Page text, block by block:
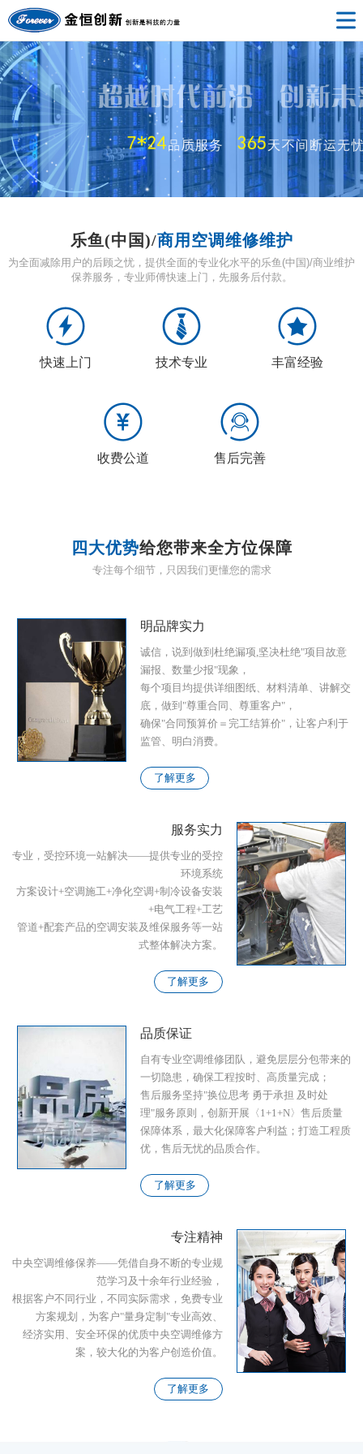
乐鱼(中国)/商用空调维修维护
为全面减除用户的后顾之忧，提供全面的专业化水平的乐鱼(中国)/商业维护
保养服务，专业师傅快速上门，先服务后付款。
快速上门 技术专业 丰富经验
收费公道 售后完善
四大优势给您带来全方位保障
专注每个细节，只因我们更懂您的需求
明品牌实力
诚信，说到做到杜绝漏项,坚决杜绝"项目故意
漏报、数量少报"现象，
每个项目均提供详细图纸、材料清单、讲解交
底，做到"尊重合同、尊重客户"，
确保"合同预算价＝完工结算价"，让客户利于
监管、明白消费。
了解更多
服务实力
专业，受控环境一站解决——提供专业的受控
环境系统
方案设计+空调施工+净化空调+制冷设备安装
+电气工程+工艺
管道+配套产品的空调安装及维保服务等一站
式整体解决方案。
了解更多
品质保证
自有专业空调维修团队，避免层层分包带来的
一切隐患，确保工程按时、高质量完成；
售后服务坚持"换位思考 勇于承担 及时处
理"服务原则，创新开展〈1+1+N〉售后质量
保障体系，最大化保障客户利益；打造工程质
优，售后无忧的品质合作。
了解更多
专注精神
中央空调维修保养——凭借自身不断的专业规
范学习及十余年行业经验，
根据客户不同行业，不同实际需求，免费专业
方案规划，为客户"量身定制"专业高效、
经济实用、安全环保的优质中央空调维修方
案，较大化的为客户创造价值。
了解更多